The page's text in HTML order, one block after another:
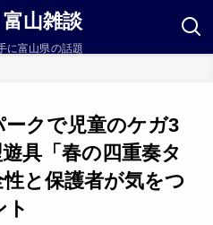
山雑談
に富山県の話題
クで児童のケガ3
具「春の四重奏タ
と保護者が気をつ
ト